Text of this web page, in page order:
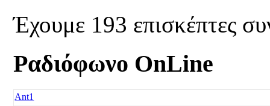
Έχουμε 193 επισκέπτες
Ραδιόφωνο OnLine
Ant1